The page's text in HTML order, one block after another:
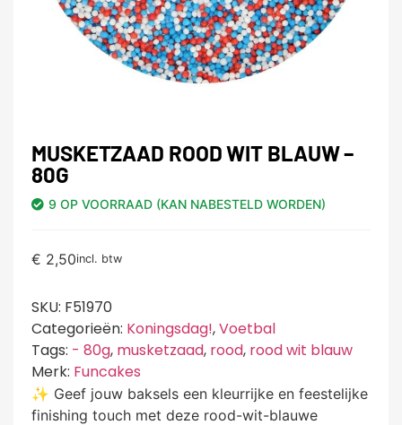
MUSKETZAAD ROOD WIT BLAUW –
80G
9 OP VOORRAAD (KAN NABESTELD WORDEN)
€ 2,50incl. btw
SKU: F51970
Categorieën: Koningsdag!,Voetbal
Tags: - 80g, musketzaad, rood, rood wit blauw
Merk: Funcakes
✨ Geef jouw baksels een kleurrijke en feestelijke
finishing touch met deze rood-wit-blauwe